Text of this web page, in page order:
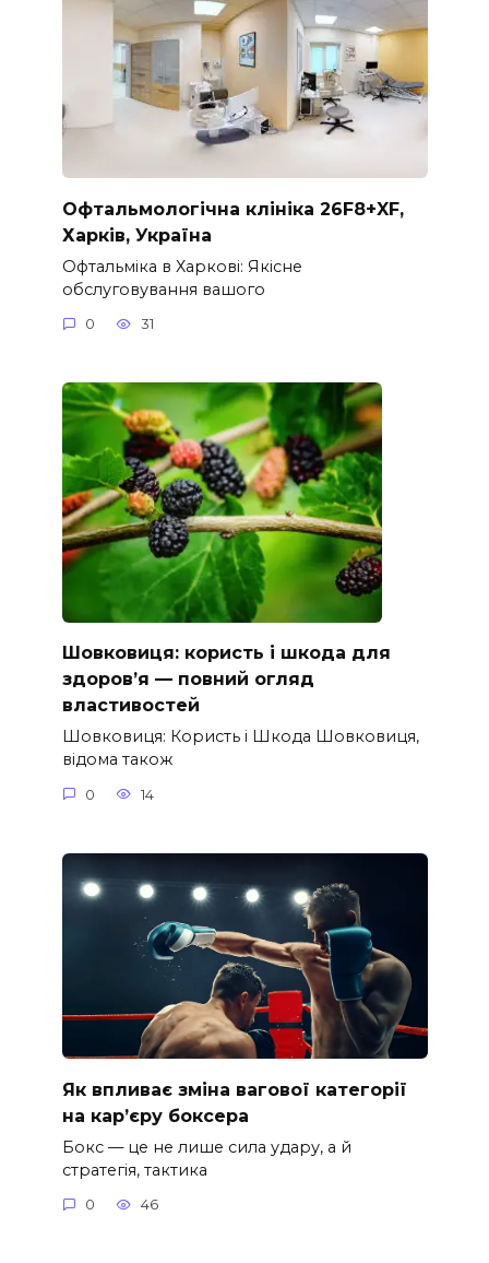
Офтальмологічна клініка 26F8+XF,
Харків, Україна
Офтальміка в Харкові: Якісне
обслуговування вашого
0 31
Шовковиця: користь і шкода для
здоров’я — повний огляд
властивостей
Шовковиця: Користь і Шкода Шовковиця,
відома також
0 14
Як впливає зміна вагової категорії
на кар’єру боксера
Бокс — це не лише сила удару, а й
стратегія, тактика
0 46